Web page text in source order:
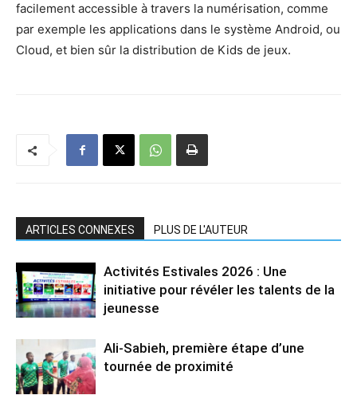
facilement accessible à travers la numérisation, comme
par exemple les applications dans le système Android, ou
Cloud, et bien sûr la distribution de Kids de jeux.
ARTICLES CONNEXES PLUS DE L'AUTEUR
Activités Estivales 2026 : Une
initiative pour révéler les talents de la
jeunesse
Ali-Sabieh, première étape d’une
tournée de proximité